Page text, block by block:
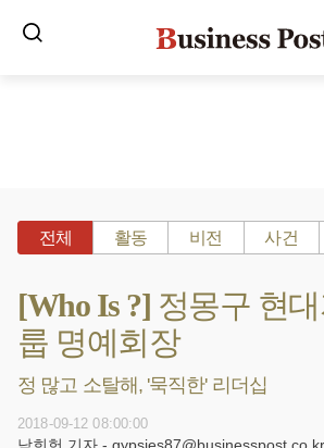
전체 활동 비전 사건
[Who Is ?] 정몽구 현
룹 명예회장
정 많고 소탈해, '묵직한' 리더십
2018-09-12 08:00:00